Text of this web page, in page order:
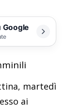
Google
martedì
ai